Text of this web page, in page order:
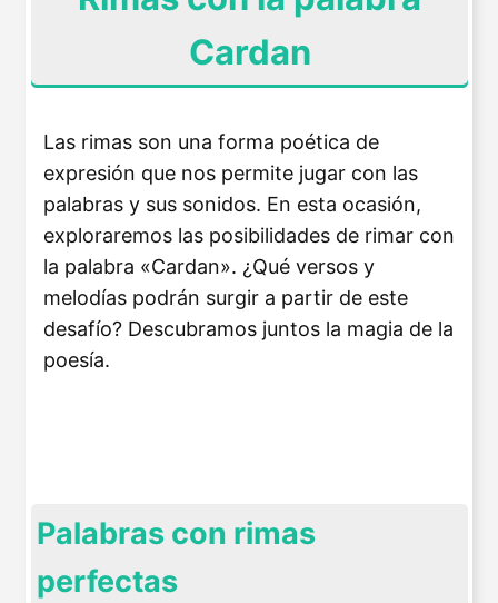
Cardan
Las rimas son una forma poética de
expresión que nos permite jugar con las
palabras y sus sonidos. En esta ocasión,
exploraremos las posibilidades de rimar con
la palabra «Cardan». ¿Qué versos y
melodías podrán surgir a partir de este
desafío? Descubramos juntos la magia de la
poesía.
Palabras con rimas
perfectas